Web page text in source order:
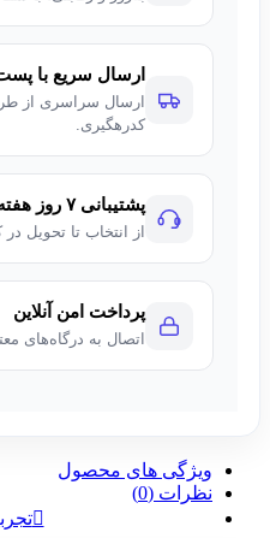
ارسال سریع با
ارسال سراسری از
کدرهگیری.
پشتیبانی ۷ روز هفته
از انتخاب تا تحویل
پرداخت امن آنلاین
اتصال به درگاه‌های
ویژگی های محصول
نظرات (0)